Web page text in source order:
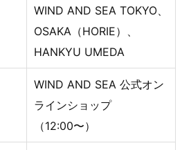
WIND AND SEA TOKYO、
OSAKA（HORIE）、
HANKYU UMEDA
WIND AND SEA 公式オン
ラインショップ
（12:00〜）